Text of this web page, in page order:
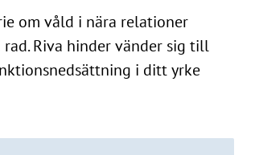
om våld i nära relationer
Riva hinder vänder sig till
i ditt yrke